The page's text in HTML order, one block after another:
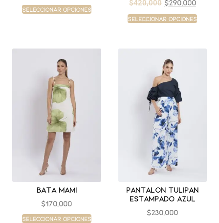
Seleccionar opciones
$420,000 $290,000
Seleccionar opciones
Bata mami
$170,000
Seleccionar opciones
Pantalon tulipan
estampado azul
$230,000